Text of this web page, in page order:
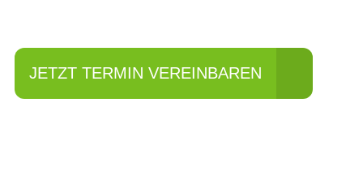
JETZT TERMIN VEREINBAREN